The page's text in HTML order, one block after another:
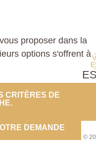
proposer dans la
options s'offrent à
CRITÈRES DE
DEMANDE
©